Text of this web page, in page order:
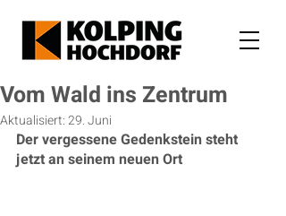
Vom Wald ins Zentrum
Aktualisiert:29. Juni
Der vergessene Gedenkstein steht
jetzt an seinem neuen Ort